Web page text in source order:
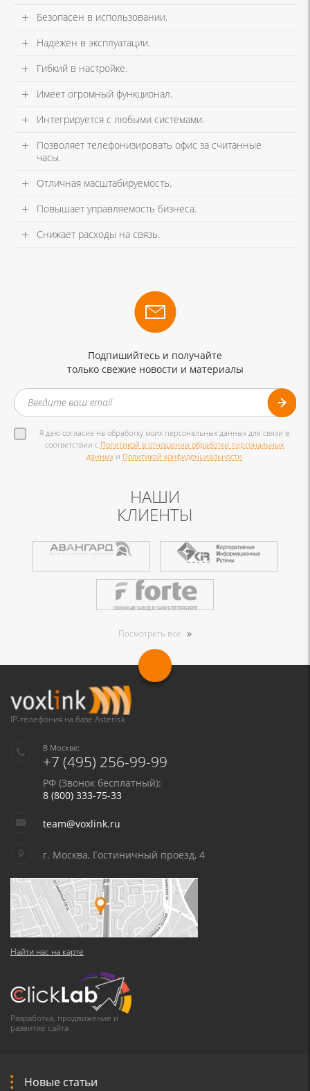
Безопасен в использовании.
Надежен в эксплуатации.
Гибкий в настройке.
Имеет огромный функционал.
Интегрируется с любыми системами.
Позволяет телефонизировать офис за считанные
часы.
Отличная масштабируемость.
Повышает управляемость бизнеса.
Снижает расходы на связь.
Подпишийтесь и получайте
только свежие новости и материалы
Я даю согласие на обработку моих персональных данных для связи в
соответствии с Политикой в отношении обработки персональных
данных и Политикой конфиденциальности
НАШИ
КЛИЕНТЫ
Посмотреть все
IP-телефония на базе Asterisk
В Москве:
+7 (495) 256-99-99
РФ (Звонок бесплатный):
8 (800) 333-75-33
team@voxlink.ru
г. Москва, Гостиничный проезд, 4
Найти нас на карте
Разработка, продвижение и
развитие сайта
Новые статьи